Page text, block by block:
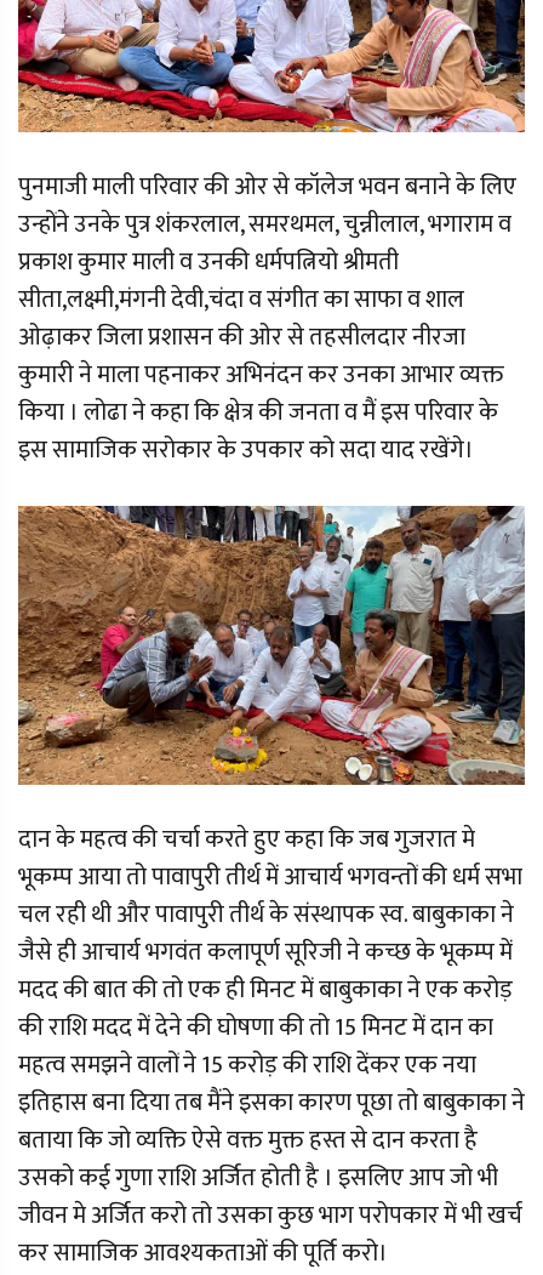
पुनमाजी माली परिवार की ओर से कॉलेज भवन बनाने के लिए
उन्होंने उनके पुत्र शंकरलाल, समरथमल, चुन्नीलाल, भगाराम व
प्रकाश कुमार माली व उनकी धर्मपत्नियो श्रीमती
सीता,लक्ष्मी,मंगनी देवी,चंदा व संगीत का साफा व शाल
ओढ़ाकर जिला प्रशासन की ओर से तहसीलदार नीरजा
कुमारी ने माला पहनाकर अभिनंदन कर उनका आभार व्यक्त
किया । लोढा ने कहा कि क्षेत्र की जनता व मैं इस परिवार के
इस सामाजिक सरोकार के उपकार को सदा याद रखेंगे।
दान के महत्व की चर्चा करते हुए कहा कि जब गुजरात मे
भूकम्प आया तो पावापुरी तीर्थ में आचार्य भगवन्तों की धर्म सभा
चल रही थी और पावापुरी तीर्थ के संस्थापक स्व. बाबुकाका ने
जैसे ही आचार्य भगवंत कलापूर्ण सूरिजी ने कच्छ के भूकम्प में
मदद की बात की तो एक ही मिनट में बाबुकाका ने एक करोड़
की राशि मदद में देने की घोषणा की तो 15 मिनट में दान का
महत्व समझने वालों ने 15 करोड़ की राशि देंकर एक नया
इतिहास बना दिया तब मैंने इसका कारण पूछा तो बाबुकाका ने
बताया कि जो व्यक्ति ऐसे वक्त मुक्त हस्त से दान करता है
उसको कई गुणा राशि अर्जित होती है । इसलिए आप जो भी
जीवन मे अर्जित करो तो उसका कुछ भाग परोपकार में भी खर्च
कर सामाजिक आवश्यकताओं की पूर्ति करो।